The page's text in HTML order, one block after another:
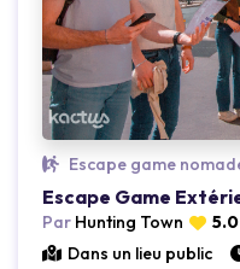
Escape game
Par Hunting Town 5.0
Dans un lieu public